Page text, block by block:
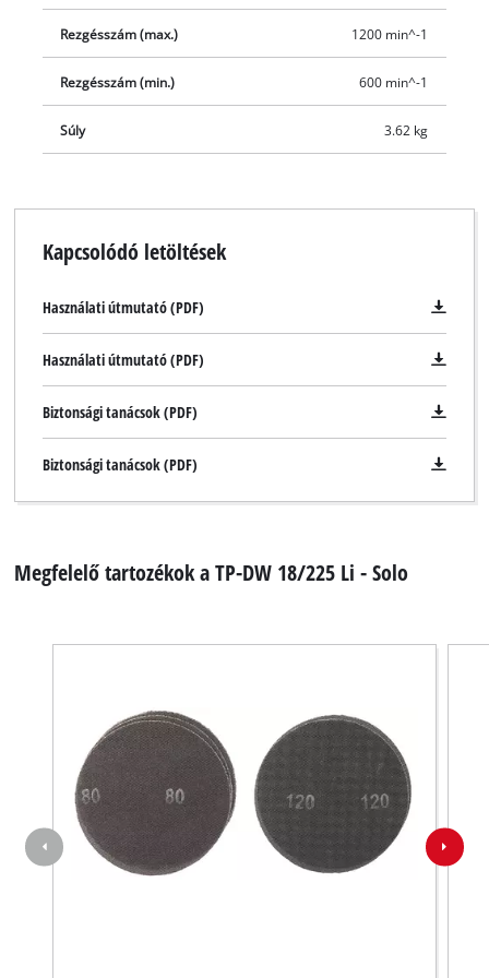
Rezgésszám (max.) 1200 min^-1
Rezgésszám (min.) 600 min^-1
Súly 3.62 kg
Kapcsolódó letöltések
Használati útmutató (PDF)
Használati útmutató (PDF)
Biztonsági tanácsok (PDF)
Biztonsági tanácsok (PDF)
Megfelelő tartozékok a TP-DW 18/225 Li - Solo